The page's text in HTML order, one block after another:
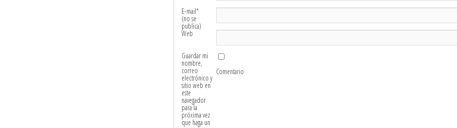
E-mail*
(no se
publica)
Web
Guardar mi
nombre,
correo
electrónico y
sitio web en
este
navegador
para la
próxima vez
que haga un
Comentario